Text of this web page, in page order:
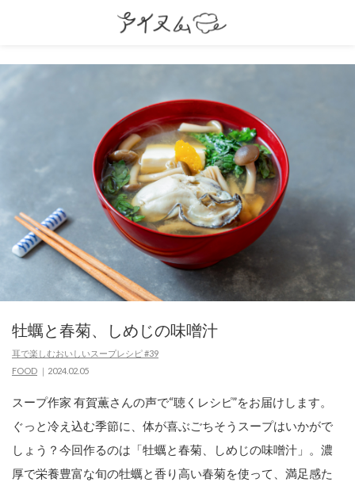
牡蠣と春菊、しめじの味噌汁
耳で楽しむおいしいスープレシピ #39
FOOD
2024.02.05
スープ作家 有賀薫さんの声で“聴くレシピ”をお届けします。
ぐっと冷え込む季節に、体が喜ぶごちそうスープはいかがで
しょう？今回作るのは「牡蠣と春菊、しめじの味噌汁」。濃
厚で栄養豊富な旬の牡蠣と香り高い春菊を使って、満足感た